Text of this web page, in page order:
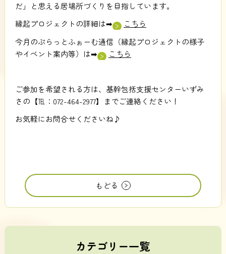
だ」と思える居場所づくりを目指しています。
縁起プロジェクトの詳細は➡
こちら
今月のぷらっとふぉーむ通信（縁起プロジェクトの様子
やイベント案内等）は➡
こちら
ご参加を希望される方は、基幹包括支援センターいずみ
さの【℡：072-464-2977】までご連絡ください！
お気軽にお問合せくださいね♪
もどる
カテゴリー一覧